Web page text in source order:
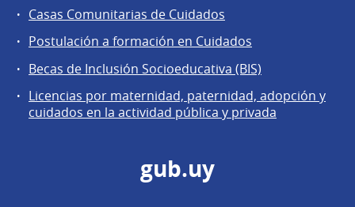
Casas Comunitarias de Cuidados
Postulación a formación en Cuidados
Becas de Inclusión Socioeducativa (BIS)
Licencias por maternidad, paternidad, adopción y
cuidados en la actividad pública y privada
gub.uy